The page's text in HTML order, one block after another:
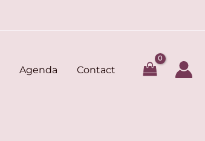
Agenda Contact